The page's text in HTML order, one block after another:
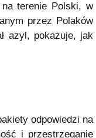
na terenie Polski, w
przez Polaków
azyl, pokazuje, jak
odpowiedzi na
i przestrzeganie